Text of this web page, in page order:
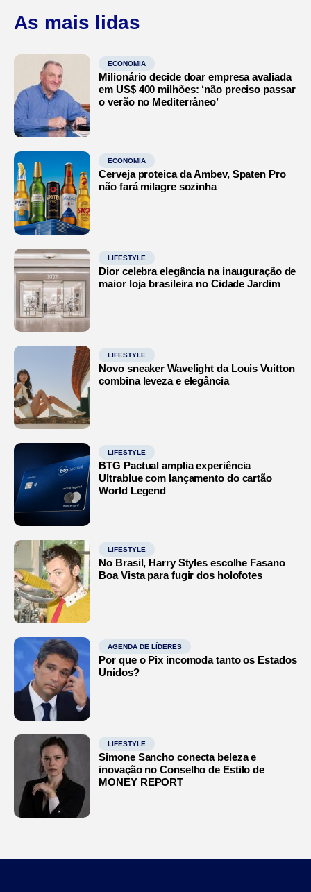
As mais lidas
ECONOMIA
Milionário decide doar empresa avaliada
em US$ 400 milhões: ‘não preciso passar
o verão no Mediterrâneo’
ECONOMIA
Cerveja proteica da Ambev, Spaten Pro
não fará milagre sozinha
LIFESTYLE
Dior celebra elegância na inauguração de
maior loja brasileira no Cidade Jardim
LIFESTYLE
Novo sneaker Wavelight da Louis Vuitton
combina leveza e elegância
LIFESTYLE
BTG Pactual amplia experiência
Ultrablue com lançamento do cartão
World Legend
LIFESTYLE
No Brasil, Harry Styles escolhe Fasano
Boa Vista para fugir dos holofotes
AGENDA DE LÍDERES
Por que o Pix incomoda tanto os Estados
Unidos?
LIFESTYLE
Simone Sancho conecta beleza e
inovação no Conselho de Estilo de
MONEY REPORT